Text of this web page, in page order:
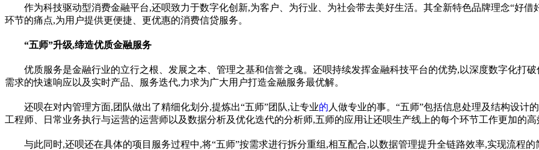
作为科技驱动型消费金融平台,还呗致力于数字化创新,为客户、为行业、为社会带去美好生活。其全新特色品牌理念“好
环节的痛点,为用户提供更便捷、更优惠的消费信贷服务。
“五师”升级,缔造优质金融服务
优质服务是金融行业的立行之根、发展之本、管理之基和信誉之魂。还呗持续发挥金融科技平台的优势,以深度数字化打
需求的快速响应以及实时产品、服务迭代,力求为广大用户打造金融服务最优解。
还呗在对内管理方面,团队做出了精细化划分,提炼出“五师”团队,让专业的 人做专业的事。“五师”包括信息处理及结构设计
工程师、日常业务执行与运营的运营师以及数据分析及优化迭代的分析师,五师的应用让还呗生产线上的每个环节工作更加的
与此同时,还呗还在具体的项目服务过程中,将“五师”按需求进行拆分重组,相互配合,以数据管理提升全链路效率,实现流程的